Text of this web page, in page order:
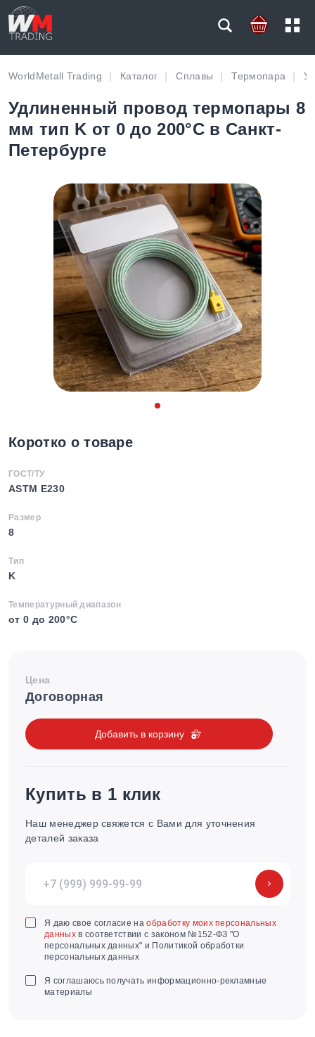
WorldMetall Trading Каталог Сплавы Термопара
Удлиненный провод термопары 8
мм тип K от 0 до 200°C в Санкт-
Петербурге
Коротко о товаре
ГОСТ/ТУ
ASTM E230
Размер
8
Тип
K
Температурный диапазон
от 0 до 200°C
Цена
Договорная
Добавить в корзину
Купить в 1 клик
Наш менеджер свяжется с Вами для уточнения
деталей заказа
Я даю свое согласие наобработку моих персональных
данныхв соответствии с законом №152-ФЗ "О
персональных данных" и Политикой обработки
персональных данных
Я соглашаюсь получать информационно-рекламные
материалы